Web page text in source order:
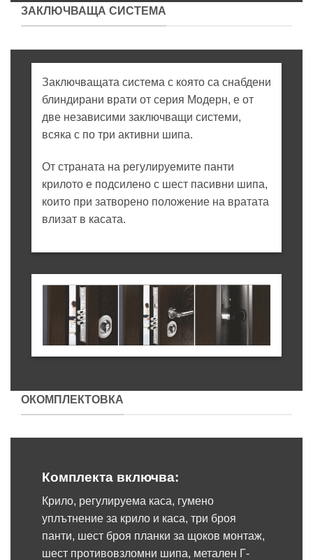
ЗАКЛЮЧВАЩА СИСТЕМА
Заключващата система с която са снабдени
блиндирани врати от серия Модерн, е от
две независими заключващи системи,
всяка с по три активни шипа.
От страната на регулируемите панти
крилото е подсилено с шест пасивни шипа,
които при затворено положение на вратата
влизат в касата.
ОКОМПЛЕКТОВКА
Комплекта включва:
Крило, регулируема каса, гумено
уплътнение за крило и каса, три броя
панти, шест броя планки за щоков монтаж,
шест противовзломни шипа, метален Г-